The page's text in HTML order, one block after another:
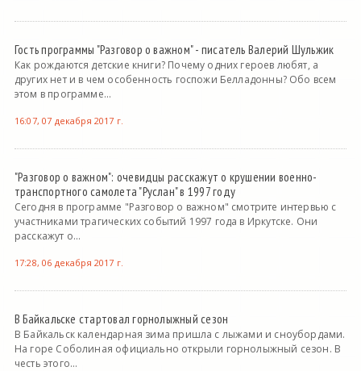
Гость программы "Разговор о важном" - писатель Валерий Шульжик
Как рождаются детские книги? Почему одних героев любят, а
других нет и в чем особенность госпожи Белладонны? Обо всем
этом в программе...
16:07, 07 декабря 2017 г.
"Разговор о важном": очевидцы расскажут о крушении военно-
транспортного самолета "Руслан" в 1997 году
Сегодня в программе "Разговор о важном" смотрите интервью с
участниками трагических событий 1997 года в Иркутске. Они
расскажут о...
17:28, 06 декабря 2017 г.
В Байкальске стартовал горнолыжный сезон
В Байкальск календарная зима пришла с лыжами и сноубордами.
На горе Соболиная официально открыли горнолыжный сезон. В
честь этого...